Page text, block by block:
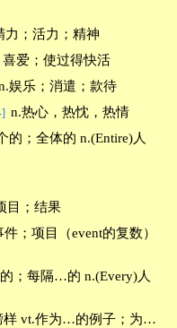
力；活力；精神
爱；使过得快活
娱乐；消遣；款待
] n.热心，热忱，热情
的；全体的 n.(Entire)人
目；结果
；项目（event的复数）
；每隔…的 n.(Every)人
样 vt.作为…的例子；为…